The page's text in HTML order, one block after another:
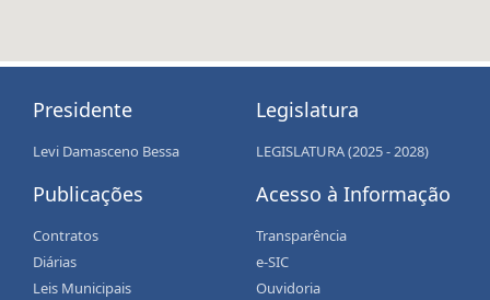
Presidente
Levi Damasceno Bessa
Publicações
Contratos
Diárias
Leis Municipais
Legislatura
LEGISLATURA (2025 - 2028)
Acesso à Informação
Transparência
e-SIC
Ouvidoria